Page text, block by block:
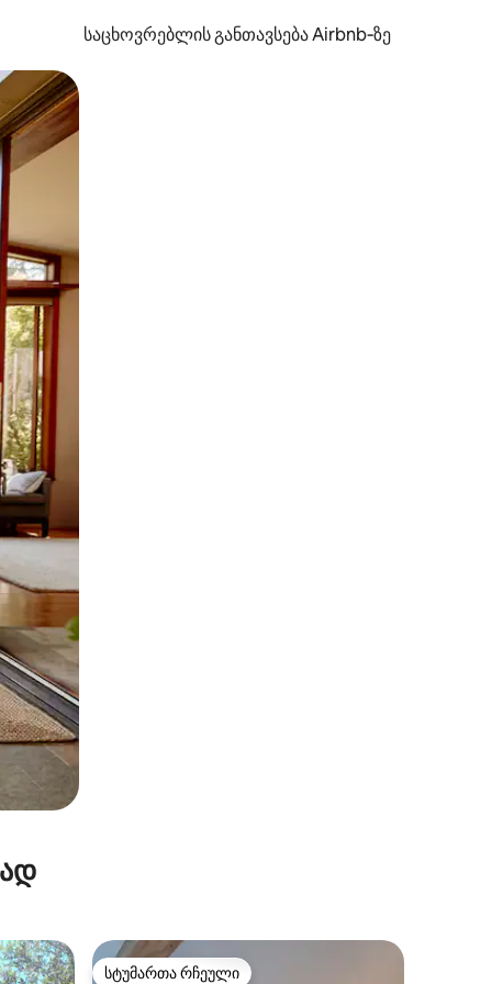
საცხოვრებლის განთავსება Airbnb‑ზე
შეხებისა თუ თითის გასმის ჟესტები.
სტუმართა რჩეული